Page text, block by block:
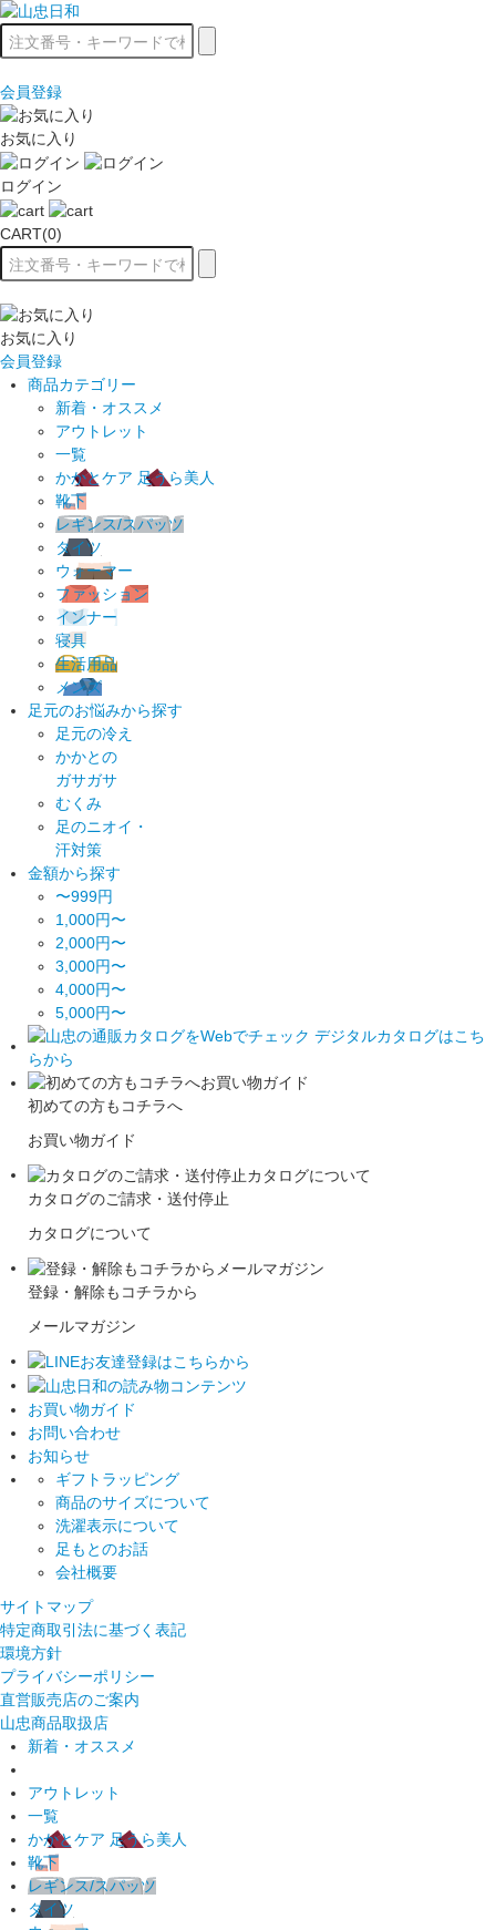
会員登録
お気に入り
ログイン
CART(0)
お気に入り
会員登録
商品カテゴリー
新着・オススメ
アウトレット
一覧
かかとケア 足うら美人
靴下
レギンス/スパッツ
タイツ
ウォーマー
ファッション
インナー
寝具
生活用品
メンズ
足元のお悩みから探す
足元の冷え
かかとの
ガサガサ
むくみ
足のニオイ・
汗対策
金額から探す
〜999円
1,000円〜
2,000円〜
3,000円〜
4,000円〜
5,000円〜
初めての方もコチラへ
お買い物ガイド
カタログのご請求・送付停止
カタログについて
登録・解除もコチラから
メールマガジン
お買い物ガイド
お問い合わせ
お知らせ
ギフトラッピング
商品のサイズについて
洗濯表示について
足もとのお話
会社概要
サイトマップ
特定商取引法に基づく表記
環境方針
プライバシーポリシー
直営販売店のご案内
山忠商品取扱店
新着・オススメ
アウトレット
一覧
かかとケア 足うら美人
靴下
レギンス/スパッツ
タイツ